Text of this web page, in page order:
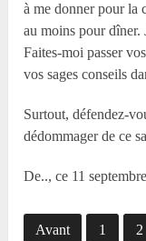
à me donner pour la
au moins pour dîner.
Faites-moi passer
vos sages conseils
Surtout, défendez-
dédommager de ce
De.., ce 11
Avant 1 2